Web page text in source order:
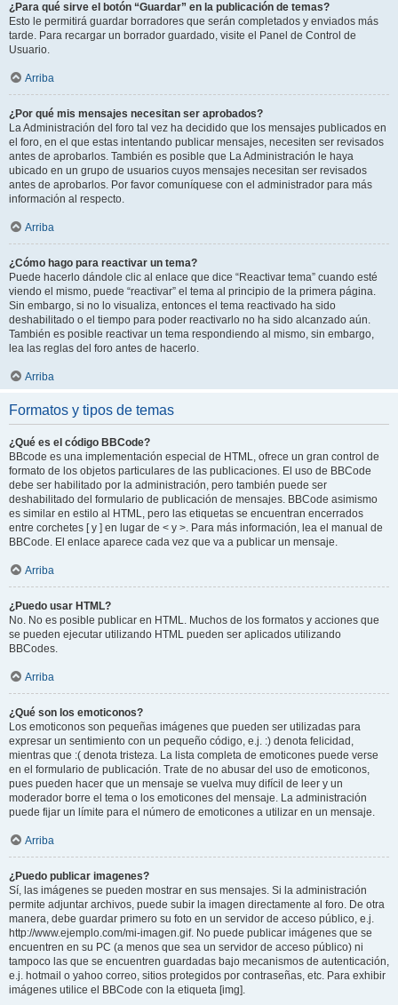
¿Para qué sirve el botón “Guardar” en la publicación de temas?
Esto le permitirá guardar borradores que serán completados y enviados más
tarde. Para recargar un borrador guardado, visite el Panel de Control de
Usuario.
Arriba
¿Por qué mis mensajes necesitan ser aprobados?
La Administración del foro tal vez ha decidido que los mensajes publicados en
el foro, en el que estas intentando publicar mensajes, necesiten ser revisados
antes de aprobarlos. También es posible que La Administración le haya
ubicado en un grupo de usuarios cuyos mensajes necesitan ser revisados
antes de aprobarlos. Por favor comuníquese con el administrador para más
información al respecto.
Arriba
¿Cómo hago para reactivar un tema?
Puede hacerlo dándole clic al enlace que dice “Reactivar tema” cuando esté
viendo el mismo, puede “reactivar” el tema al principio de la primera página.
Sin embargo, si no lo visualiza, entonces el tema reactivado ha sido
deshabilitado o el tiempo para poder reactivarlo no ha sido alcanzado aún.
También es posible reactivar un tema respondiendo al mismo, sin embargo,
lea las reglas del foro antes de hacerlo.
Arriba
Formatos y tipos de temas
¿Qué es el código BBCode?
BBcode es una implementación especial de HTML, ofrece un gran control de
formato de los objetos particulares de las publicaciones. El uso de BBCode
debe ser habilitado por la administración, pero también puede ser
deshabilitado del formulario de publicación de mensajes. BBCode asimismo
es similar en estilo al HTML, pero las etiquetas se encuentran encerrados
entre corchetes [ y ] en lugar de < y >. Para más información, lea el manual de
BBCode. El enlace aparece cada vez que va a publicar un mensaje.
Arriba
¿Puedo usar HTML?
No. No es posible publicar en HTML. Muchos de los formatos y acciones que
se pueden ejecutar utilizando HTML pueden ser aplicados utilizando
BBCodes.
Arriba
¿Qué son los emoticonos?
Los emoticonos son pequeñas imágenes que pueden ser utilizadas para
expresar un sentimiento con un pequeño código, e.j. :) denota felicidad,
mientras que :( denota tristeza. La lista completa de emoticones puede verse
en el formulario de publicación. Trate de no abusar del uso de emoticonos,
pues pueden hacer que un mensaje se vuelva muy difícil de leer y un
moderador borre el tema o los emoticones del mensaje. La administración
puede fijar un límite para el número de emoticones a utilizar en un mensaje.
Arriba
¿Puedo publicar imagenes?
Sí, las imágenes se pueden mostrar en sus mensajes. Si la administración
permite adjuntar archivos, puede subir la imagen directamente al foro. De otra
manera, debe guardar primero su foto en un servidor de acceso público, e.j.
http://www.ejemplo.com/mi-imagen.gif. No puede publicar imágenes que se
encuentren en su PC (a menos que sea un servidor de acceso público) ni
tampoco las que se encuentren guardadas bajo mecanismos de autenticación,
e.j. hotmail o yahoo correo, sitios protegidos por contraseñas, etc. Para exhibir
imágenes utilice el BBCode con la etiqueta [img].